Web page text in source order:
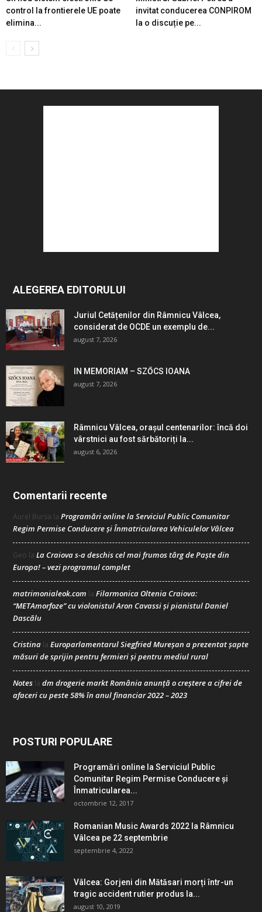
control la frontierele UE poate
elimina...
invitat conducerea CONPIROM
la o discuție pe...
ALEGEREA EDITORULUI
Juriul Cetățenilor din Râmnicu Vâlcea,
considerat de OCDE un exemplu de...
august 7, 2026
IN MEMORIAM – SZŐCS IOANA
august 7, 2026
Râmnicu Vâlcea, orașul centenarilor: încă doi
vârstnici au fost sărbătoriți la...
august 6, 2026
Comentarii recente
Aurel Bursa la Programări online la Serviciul Public Comunitar
Regim Permise Conducere şi Înmatricularea Vehiculelor Vâlcea
Geo la La Craiova s-a deschis cel mai frumos târg de Paște din
Europa! – vezi programul complet
matrimonialeok.com la Filarmonica Oltenia Craiova:
“METAmorfoze” cu violonistul Aron Cavassi și pianistul Daniel
Dascălu
Cristina la Europarlamentarul Siegfried Mureșan a prezentat șapte
măsuri de sprijin pentru fermieri și pentru mediul rural
Notes la dm drogerie markt România anunță o creștere a cifrei de
afaceri cu peste 58% în anul financiar 2022 – 2023
POSTURI POPULARE
Programări online la Serviciul Public
Comunitar Regim Permise Conducere şi
Înmatricularea...
octombrie 12, 2017
Romanian Music Awards 2022 la Râmnicu
Vâlcea pe 22 septembrie
septembrie 4, 2022
Vâlcea: Gorjeni din Mătăsari morți într-un
tragic accident rutier produs la...
august 10, 2019